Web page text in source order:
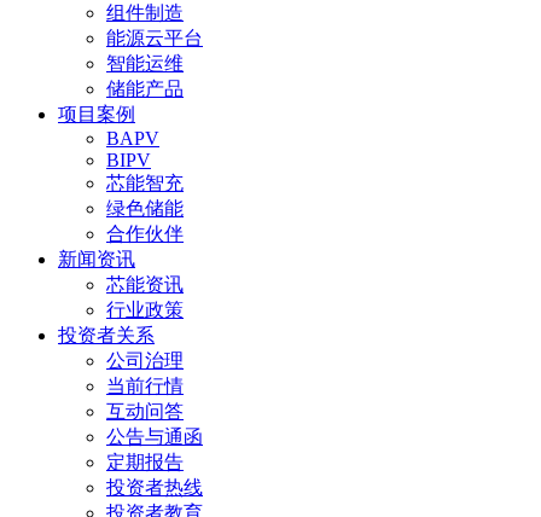
组件制造
能源云平台
智能运维
储能产品
项目案例
BAPV
BIPV
芯能智充
绿色储能
合作伙伴
新闻资讯
芯能资讯
行业政策
投资者关系
公司治理
当前行情
互动问答
公告与通函
定期报告
投资者热线
投资者教育